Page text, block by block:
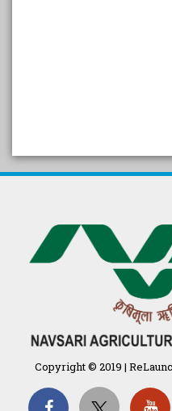
પ્રાકૃતિક કૃષિ (ખેતી)
गुणवत्ता युक्त कृषि-शिक्षा
कृषि अनुसंधान परिषद की
भारतीय कृषि प्रवेश परीक्षा
Organization
Copyright © 2019 |